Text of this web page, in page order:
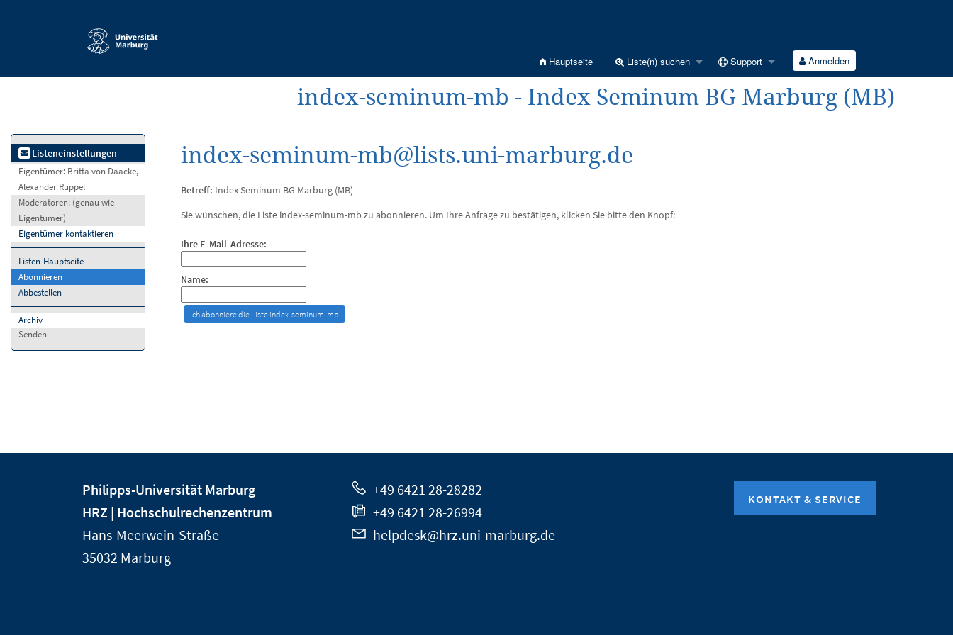
Hauptseite Liste(n) suchen Support Anmelden
index-seminum-mb - Index Seminum BG Marburg (MB)
Listeneinstellungen
Eigentümer: Britta von Daacke,
Alexander Ruppel
Moderatoren: (genau wie
Eigentümer)
Eigentümer kontaktieren
Listen-Hauptseite
Abonnieren
Abbestellen
Archiv
Senden
index-seminum-mb@lists.uni-marburg.de
Betreff: Index Seminum BG Marburg (MB)
Sie wünschen, die Liste index-seminum-mb zu abonnieren. Um Ihre Anfrage zu bestätigen, klicken Sie bitte den Knopf:
Ihre E-Mail-Adresse:
Name:
Informationen
der
Universität
Marburg
Philipps-Universität Marburg
HRZ | Hochschulrechenzentrum
Hans-Meerwein-Straße
35032 Marburg
+49 6421 28-28282
+49 6421 28-26994
helpdesk@hrz.uni-marburg.de
KONTAKT & SERVICE